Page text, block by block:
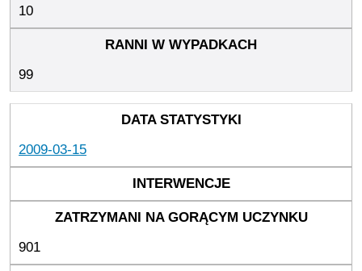
10
99
2009-03-15
901